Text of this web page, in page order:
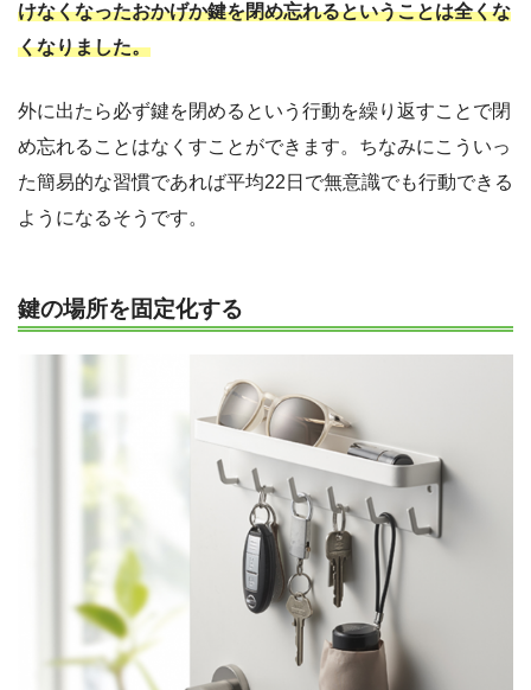
けなくなったおかげか鍵を閉め忘れるということは全くな
くなりました。
外に出たら必ず鍵を閉めるという行動を繰り返すことで閉
め忘れることはなくすことができます。ちなみにこういっ
た簡易的な習慣であれば平均22日で無意識でも行動できる
ようになるそうです。
鍵の場所を固定化する